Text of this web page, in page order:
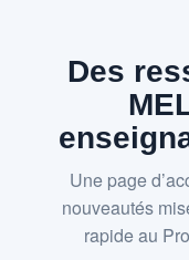
Des
Une page
nouveautés
rapide au